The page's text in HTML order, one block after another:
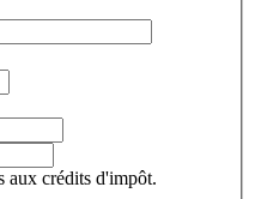
aux crédits d'impôt.